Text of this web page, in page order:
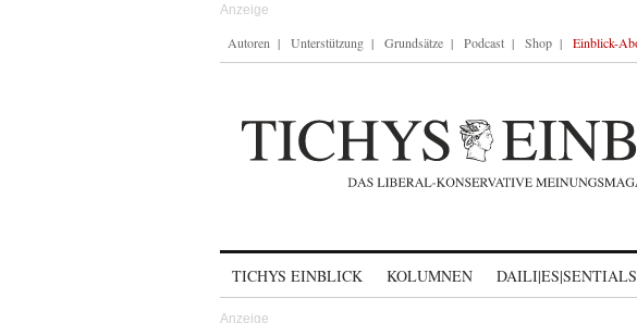
Autoren Unterstützung Grundsätze Podcast Shop Einblick-
TICHYS EINBLICK KOLUMNEN DAILI|ES|SENTIALS